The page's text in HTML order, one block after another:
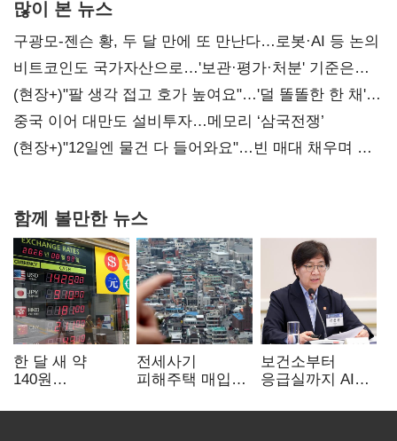
많이 본 뉴스
구광모-젠슨 황, 두 달 만에 또 만난다…로봇·AI 등 논의
비트코인도 국가자산으로…'보관·평가·처분' 기준은
숙제
(현장+)"팔 생각 접고 호가 높여요"…'덜 똘똘한 한 채'
20억 키맞추기
중국 이어 대만도 설비투자…메모리 ‘삼국전쟁’
(현장+)"12일엔 물건 다 들어와요"…빈 매대 채우며 문
함께 볼만한 뉴스
한 달 새 약
140원
엔저'에 원화
전세사기
피해주택 매입
누적 피해자
보건소부터
응급실까지 AI
혁신 본격화